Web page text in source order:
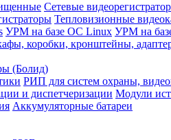
Сетевые
Тепловизионные
УРМ на базе ОС Linux УРМ на
коробки, кронштейны,
(Болид)
РИП для систем охраны,
и диспетчеризации Модули
Аккумуляторные батареи